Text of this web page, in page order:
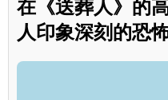
在《送葬人》的
人印象深刻的恐